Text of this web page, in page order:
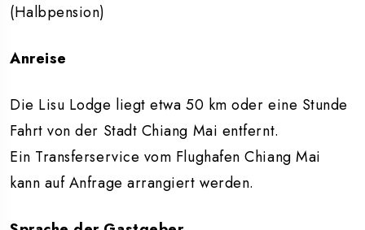
(Halbpension)
Anreise
Die Lisu Lodge liegt etwa 50 km oder eine Stunde
Fahrt von der Stadt Chiang Mai entfernt.
Ein Transferservice vom Flughafen Chiang Mai
kann auf Anfrage arrangiert werden.